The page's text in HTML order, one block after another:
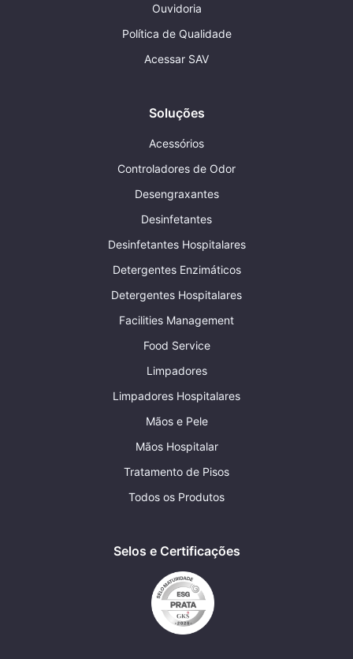
Ouvidoria
Política de Qualidade
Acessar SAV
Soluções
Acessórios
Controladores de Odor
Desengraxantes
Desinfetantes
Desinfetantes Hospitalares
Detergentes Enzimáticos
Detergentes Hospitalares
Facilities Management
Food Service
Limpadores
Limpadores Hospitalares
Mãos e Pele
Mãos Hospitalar
Tratamento de Pisos
Todos os Produtos
Selos e Certificações